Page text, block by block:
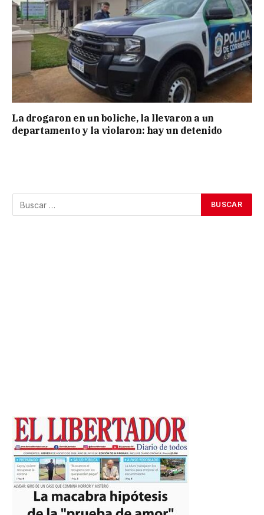
La drogaron en un boliche, la llevaron a un
departamento y la violaron: hay un detenido